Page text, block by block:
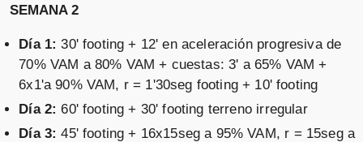
SEMANA 2
Día 1: 30' footing + 12' en aceleración progresiva de
70% VAM a 80% VAM + cuestas: 3' a 65% VAM +
6x1'a 90% VAM, r = 1'30seg footing + 10' footing
Día 2: 60' footing + 30' footing terreno irregular
Día 3: 45' footing + 16x15seg a 95% VAM, r = 15seg a